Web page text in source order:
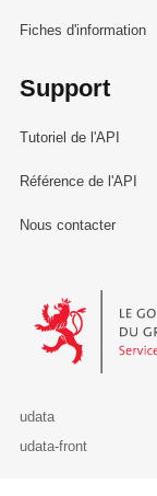
Fiches d'information
Support
Tutoriel de l'API
Référence de l'API
Nous contacter
Le
udata
udata-front